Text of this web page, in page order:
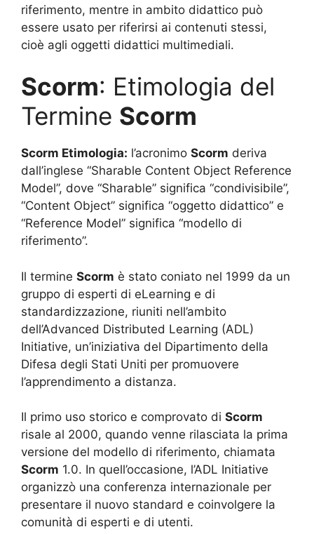
riferimento, mentre in ambito didattico può
essere usato per riferirsi ai contenuti stessi,
cioè agli oggetti didattici multimediali.
Scorm: Etimologia del
Termine Scorm
Scorm Etimologia: l’acronimo Scorm deriva
dall’inglese “Sharable Content Object Reference
Model”, dove “Sharable” significa “condivisibile”,
“Content Object” significa “oggetto didattico” e
“Reference Model” significa “modello di
riferimento”.
Il termine Scorm è stato coniato nel 1999 da un
gruppo di esperti di eLearning e di
standardizzazione, riuniti nell’ambito
dell’Advanced Distributed Learning (ADL)
Initiative, un’iniziativa del Dipartimento della
Difesa degli Stati Uniti per promuovere
l’apprendimento a distanza.
Il primo uso storico e comprovato di Scorm
risale al 2000, quando venne rilasciata la prima
versione del modello di riferimento, chiamata
Scorm 1.0. In quell’occasione, l’ADL Initiative
organizzò una conferenza internazionale per
presentare il nuovo standard e coinvolgere la
comunità di esperti e di utenti.